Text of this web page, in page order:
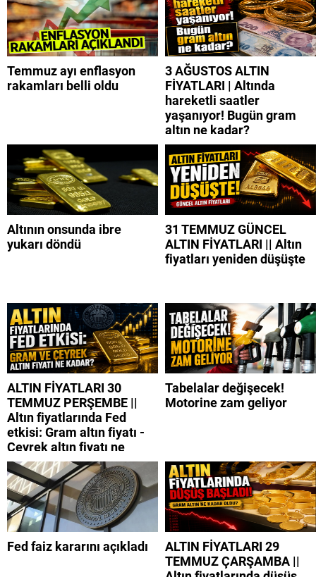
Temmuz ayı enflasyon
rakamları belli oldu
3 AĞUSTOS ALTIN
FİYATLARI | Altında
hareketli saatler
yaşanıyor! Bugün gram
altın ne kadar?
Altının onsunda ibre
yukarı döndü
31 TEMMUZ GÜNCEL
ALTIN FİYATLARI || Altın
fiyatları yeniden düşüşte
ALTIN FİYATLARI 30
TEMMUZ PERŞEMBE ||
Altın fiyatlarında Fed
etkisi: Gram altın fiyatı -
Çeyrek altın fiyatı ne
kadar?
Tabelalar değişecek!
Motorine zam geliyor
Fed faiz kararını açıkladı
ALTIN FİYATLARI 29
TEMMUZ ÇARŞAMBA ||